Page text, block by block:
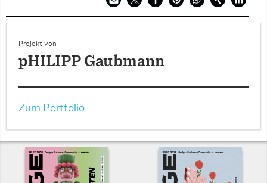
Projekt von
pHILIPP Gaubmann
Zum Portfolio